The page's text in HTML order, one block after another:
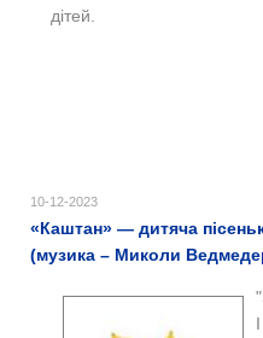
дітей.
10-12-2023
«Каштан» — дитяча
(музика – Миколи
"